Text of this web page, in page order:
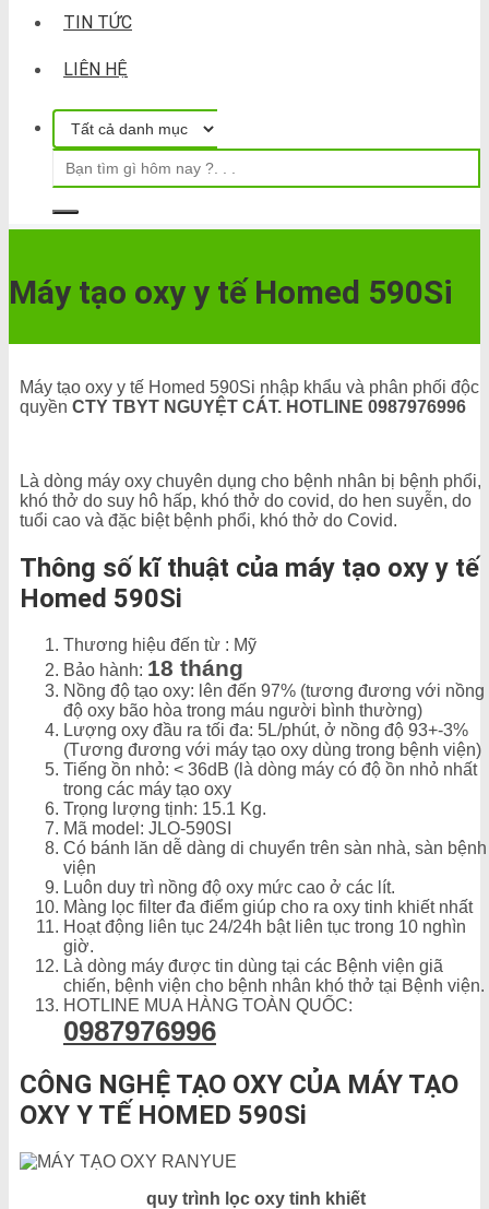
TIN TỨC
LIÊN HỆ
Máy tạo oxy y tế Homed 590Si
Máy tạo oxy y tế Homed 590Si nhập khẩu và phân phối độc
quyền CTY TBYT NGUYỆT CÁT. HOTLINE 0987976996
Là dòng máy oxy chuyên dụng cho bệnh nhân bị bệnh phổi,
khó thở do suy hô hấp, khó thở do covid, do hen suyễn, do
tuổi cao và đặc biệt bệnh phổi, khó thở do Covid.
Thông số kĩ thuật của máy tạo oxy y tế
Homed 590Si
Thương hiệu đến từ : Mỹ
Bảo hành: 18 tháng
Nồng độ tạo oxy: lên đến 97% (tương đương với nồng
độ oxy bão hòa trong máu người bình thường)
Lượng oxy đầu ra tối đa: 5L/phút, ở nồng độ 93+-3%
(Tương đương với máy tạo oxy dùng trong bệnh viện)
Tiếng ồn nhỏ: < 36dB (là dòng máy có độ ồn nhỏ nhất
trong các máy tạo oxy
Trọng lượng tịnh: 15.1 Kg.
Mã model: JLO-590SI
Có bánh lăn dễ dàng di chuyển trên sàn nhà, sàn bệnh
viện
Luôn duy trì nồng độ oxy mức cao ở các lít.
Màng lọc filter đa điểm giúp cho ra oxy tinh khiết nhất
Hoạt động liên tục 24/24h bật liên tục trong 10 nghìn
giờ.
Là dòng máy được tin dùng tại các Bệnh viện giã
chiến, bệnh viện cho bệnh nhân khó thở tại Bệnh viện.
HOTLINE MUA HÀNG TOÀN QUỐC:
0987976996
CÔNG NGHỆ TẠO OXY CỦA MÁY TẠO
OXY Y TẾ HOMED 590Si
quy trình lọc oxy tinh khiết